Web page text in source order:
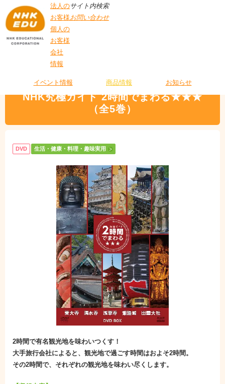
法人の
お客様
個人の
お客様
会社
情報
サイト内検索
お問い合わせ
イベント情報 商品情報 お知らせ
★★★ （全5巻）
NHK究極ガイド 2時間でまわる★★★
（全5巻）
DVD 生活・健康・料理・趣味実用
2時間で有名観光地を味わいつくす！
大手旅行会社によると、観光地で過ごす時間はおよそ2時間。
その2時間で、それぞれの観光地を味わい尽くします。